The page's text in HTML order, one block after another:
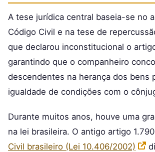
A tese jurídica central baseia-se no
Código Civil e na tese de
que declarou inconstitucional o
garantindo que o companheiro
descendentes na herança dos bens
igualdade de condições com o
Durante muitos anos, houve uma
na lei brasileira. O antigo artigo
Civil brasileiro (Lei 10.406/2002)